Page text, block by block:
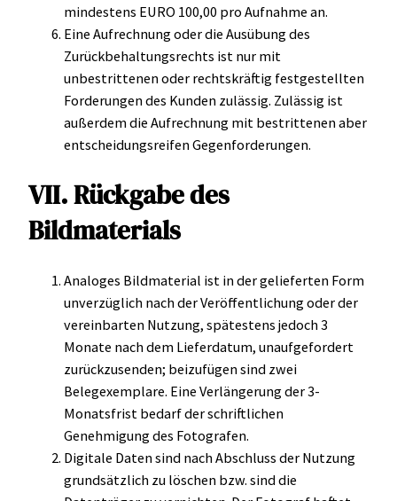
mindestens EURO 100,00 pro Aufnahme an.
Eine Aufrechnung oder die Ausübung des
Zurückbehaltungsrechts ist nur mit
unbestrittenen oder rechtskräftig festgestellten
Forderungen des Kunden zulässig. Zulässig ist
außerdem die Aufrechnung mit bestrittenen aber
entscheidungsreifen Gegenforderungen.
VII. Rückgabe des
Bildmaterials
Analoges Bildmaterial ist in der gelieferten Form
unverzüglich nach der Veröffentlichung oder der
vereinbarten Nutzung, spätestens jedoch 3
Monate nach dem Lieferdatum, unaufgefordert
zurückzusenden; beizufügen sind zwei
Belegexemplare. Eine Verlängerung der 3-
Monatsfrist bedarf der schriftlichen
Genehmigung des Fotografen.
Digitale Daten sind nach Abschluss der Nutzung
grundsätzlich zu löschen bzw. sind die